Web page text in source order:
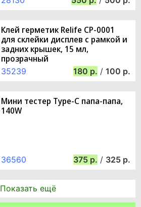
Клей герметик Relife CP-0001
для склейки дисплев с рамкой и
задних крышек, 15 мл,
прозрачный
35239 180 / 100
Мини тестер Type-C папа-папа,
140W
36560 375 / 325
Показать ещё